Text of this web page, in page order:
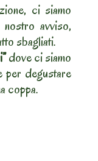
ci siamo
avviso,
sbagliati.
dove ci siamo
per degustare
coppa.